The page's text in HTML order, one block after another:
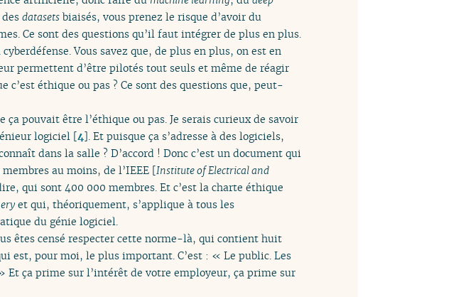
datasets biaisés, vous prenez le risque d’avoir du
Ce sont des questions qu’il faut intégrer de plus en plus.
Vous savez que, de plus en plus, on est en
permettent d’être pilotés tout seuls et même de réagir
éthique ou pas ? Ce sont des questions que, peut-
pouvait être l’éthique ou pas. Je serais curieux de savoir
logiciel [4] . Et puisque ça s’adresse à des logiciels,
dans la salle ? D’accord ! Donc c’est un document qui
au moins, de l’IEEE [Institute of Electrical and
qui sont 400 000 membres. Et c’est la charte éthique
et qui, théoriquement, s’applique à tous les
du génie logiciel.
êtes censé respecter cette norme-là, qui contient huit
est, pour moi, le plus important. C’est : « Le public. Les
ça prime sur l’intérêt de votre employeur, ça prime sur